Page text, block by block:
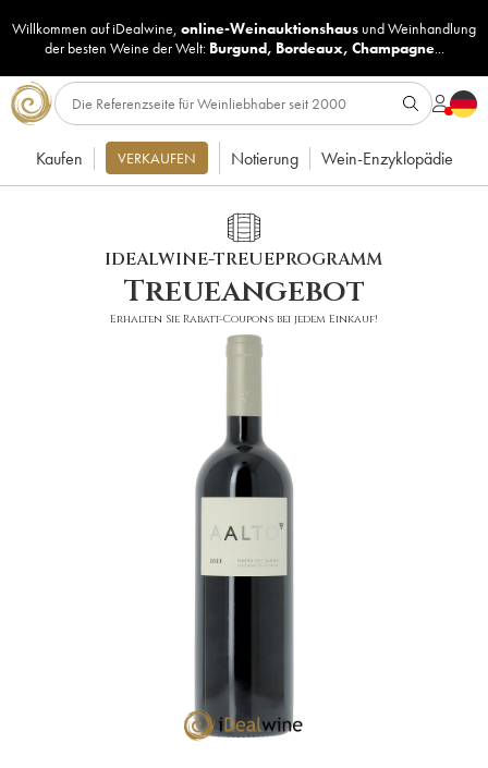
Willkommen auf iDealwine, online-Weinauktionshaus undWeinhandlung
der besten Weine der Welt: Burgund, Bordeaux, Champagne...
Kaufen VERKAUFEN Notierung Wein-Enzyklopädie
IDEALWINE-TREUEPROGRAMM
Treueangebot
Erhalten Sie Rabatt-Coupons bei jedem Einkauf!